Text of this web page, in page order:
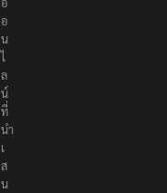
อ
น
ไ
ล
น์
ที่
นำ
เ
ส
น